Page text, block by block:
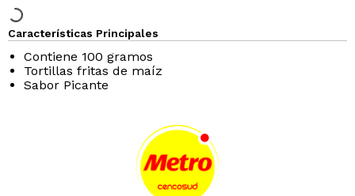
Características Principales
Contiene 100 gramos
Tortillas fritas de maíz
Sabor Picante